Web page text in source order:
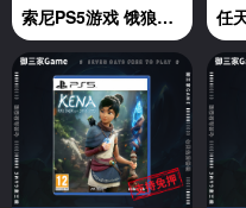
索尼PS5游戏 饿狼传说 群狼都市 中文